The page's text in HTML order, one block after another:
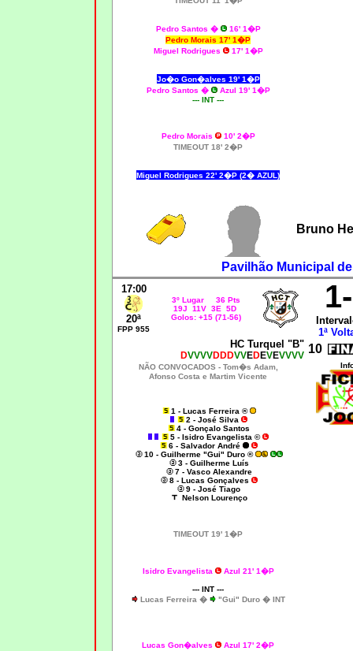
Pedro Santos �
16' 1�P
Pedro Morais 17' 1�P
Miguel Rodrigues
17' 1�P
Jo�o Gon�alves 19' 1�P
Pedro Santos �
Azul 19' 1�P
--- INT ---
Pedro Morais
10' 2�P
TIMEOUT 18' 2�P
Miguel Rodrigues 22' 2�P (2� AZUL)
Bruno
Pavilhão Municipal
17:00
20ª
FPP 955
3º Lugar 36 Pts
19J 11V 3E 5D
Golos: +15 (71-56)
1
1ª
HC Turquel "B"
DVVVVDDDVVEDEVEVVVV 10
NÃO CONVOCADOS - Tom�s Adam,
Afonso Costa e Martim Vicente
1 - Lucas Ferreira ®
2 - José Silva
4 - Gonçalo Santos
5 - Isidro Evangelista ©
6 - Salvador André
10 - Guilherme "Gui" Duro ®
3 - Guilherme Luís
7 - Vasco Alexandre
8 - Lucas Gonçalves
9 - José Tiago
Nelson Lourenço
TIMEOUT 19' 1�P
Isidro Evangelista Azul 21' 1�P
--- INT ---
Lucas Ferreira � "Gui" Duro �INT
Lucas Gon�alves
Azul 17' 2�P